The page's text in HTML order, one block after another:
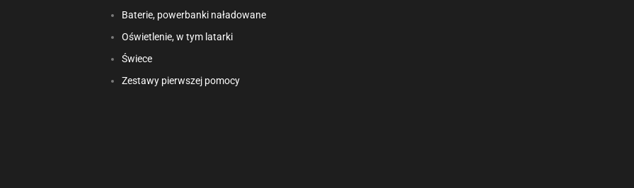
Baterie, powerbanki naładowane
Oświetlenie, w tym latarki
Świece
Zestawy pierwszej pomocy